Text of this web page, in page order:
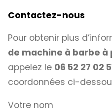
Contactez-nous
Pour obtenir plus
de machine à barbe à
appelez le 06 52 27 02
coordonnées ci-
Votre nom